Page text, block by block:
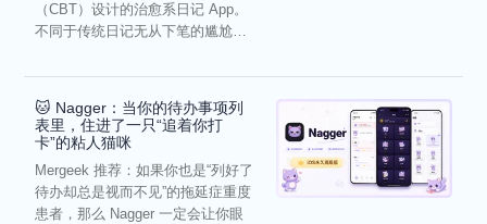
（CBT）设计的治愈系日记 App。
不同于传统日记无从下笔的尴尬，
🐱 Nagger：当你的待办事项列
表里，住进了一只“追着你打
卡”的粘人猫咪
Mergeek 推荐：如果你也是“列好了
待办却总是视而不见”的拖延症重度
患者，那么 Nagger 一定会让你眼